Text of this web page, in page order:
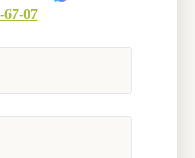
67-07